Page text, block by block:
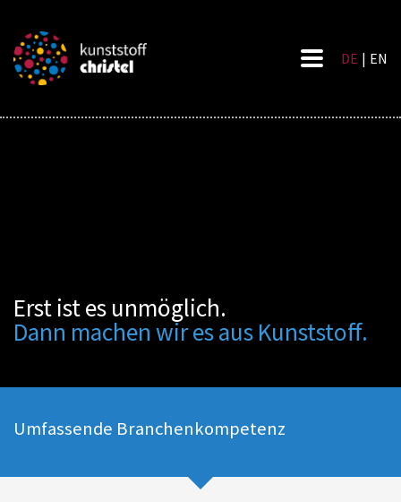
DE | EN
Erst ist es unmöglich.
Dann machen wir es aus Kunststoff.
Umfassende Branchenkompetenz